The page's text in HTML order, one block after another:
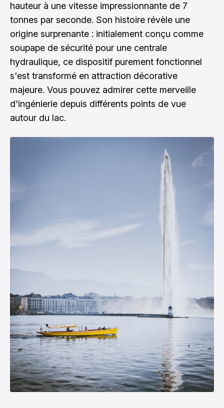
hauteur à une vitesse impressionnante de 7
tonnes par seconde. Son histoire révèle une
origine surprenante : initialement conçu comme
soupape de sécurité pour une centrale
hydraulique, ce dispositif purement fonctionnel
s'est transformé en attraction décorative
majeure. Vous pouvez admirer cette merveille
d'ingénierie depuis différents points de vue
autour du lac.